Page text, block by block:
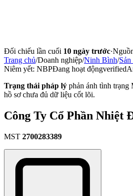
Đối chiếu lần cuối 10 ngày trước·
Trang chủ/Doanh nghiệp/Ninh Bình/
Niêm yết: NBPĐang hoạt độngverified
Trạng thái pháp lý phản ánh tình trạng
hồ sơ chưa đủ dữ liệu cốt lõi.
Công Ty Cổ Phần Nhiệt
MST 2700283389